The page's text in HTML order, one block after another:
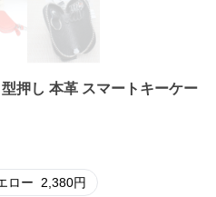
押し 本革 スマートキーケー
ロー 2,380円